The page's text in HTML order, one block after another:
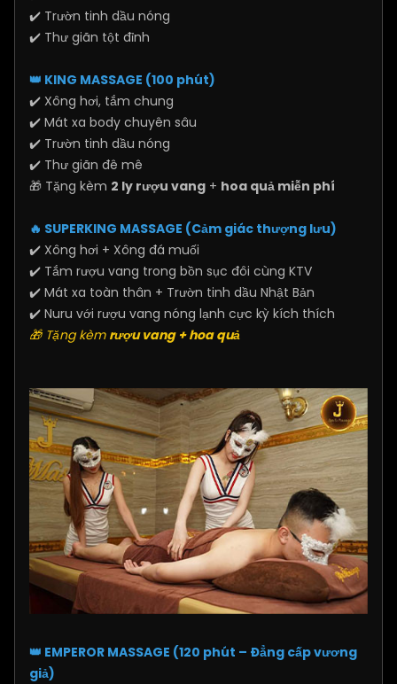
✔️ Trườn tinh dầu nóng
✔️ Thư giãn tột đỉnh
👑 KING MASSAGE (100 phút)
✔️ Xông hơi, tắm chung
✔️ Mát xa body chuyên sâu
✔️ Trườn tinh dầu nóng
✔️ Thư giãn đê mê
🎁 Tặng kèm 2 ly rượu vang + hoa quả miễn phí
🔥 SUPERKING MASSAGE (Cảm giác thượng lưu)
✔️ Xông hơi + Xông đá muối
✔️ Tắm rượu vang trong bồn sục đôi cùng KTV
✔️ Mát xa toàn thân + Trườn tinh dầu Nhật Bản
✔️ Nuru với rượu vang nóng lạnh cực kỳ kích thích
🎁 Tặng kèm rượu vang + hoa quả
👑 EMPEROR MASSAGE (120 phút – Đẳng cấp vương
giả)